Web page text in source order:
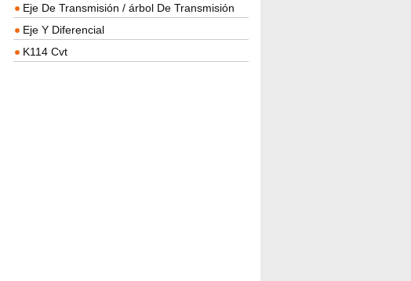
Eje De Transmisión / árbol De Transmisión
Eje Y Diferencial
K114 Cvt